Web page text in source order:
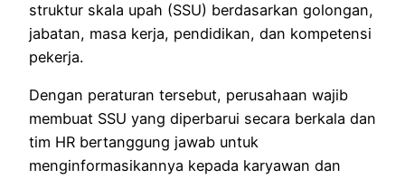
struktur skala upah (SSU) berdasarkan golongan,
jabatan, masa kerja, pendidikan, dan kompetensi
pekerja.
Dengan peraturan tersebut, perusahaan wajib
membuat SSU yang diperbarui secara berkala dan
tim HR bertanggung jawab untuk
menginformasikannya kepada karyawan dan